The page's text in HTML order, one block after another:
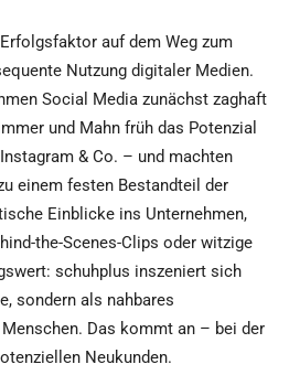
auf dem Weg zum
Nutzung digitaler Medien.
Social Media zunächst zaghaft
und Mahn früh das Potenzial
& Co. – und machten
einem festen Bestandteil der
Einblicke ins Unternehmen,
the-Scenes-Clips oder witzige
schuhplus inszeniert sich
sondern als nahbares
Das kommt an – bei der
Neukunden.